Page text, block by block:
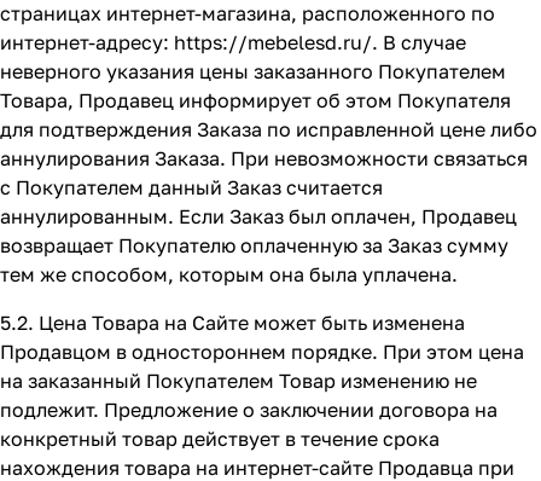
страницах интернет-магазина, расположенного по
интернет-адресу: https://mebelesd.ru/. В случае
неверного указания цены заказанного Покупателем
Товара, Продавец информирует об этом Покупателя
для подтверждения Заказа по исправленной цене либо
аннулирования Заказа. При невозможности связаться
с Покупателем данный Заказ считается
аннулированным. Если Заказ был оплачен, Продавец
возвращает Покупателю оплаченную за Заказ сумму
тем же способом, которым она была уплачена.
5.2. Цена Товара на Сайте может быть изменена
Продавцом в одностороннем порядке. При этом цена
на заказанный Покупателем Товар изменению не
подлежит. Предложение о заключении договора на
конкретный товар действует в течение срока
нахождения товара на интернет-сайте Продавца при